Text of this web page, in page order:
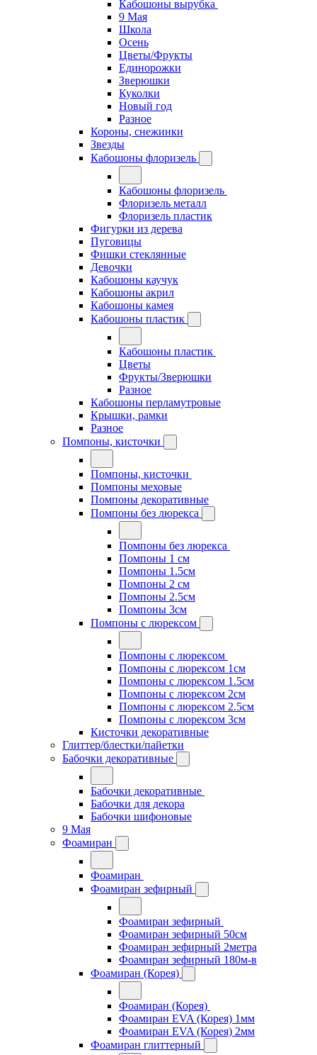
Кабошоны вырубка
9 Мая
Школа
Осень
Цветы/Фрукты
Единорожки
Зверюшки
Куколки
Новый год
Разное
Короны, снежинки
Звезды
Кабошоны флоризель
Кабошоны флоризель
Флоризель металл
Флоризель пластик
Фигурки из дерева
Пуговицы
Фишки стеклянные
Девочки
Кабошоны каучук
Кабошоны акрил
Кабошоны камея
Кабошоны пластик
Кабошоны пластик
Цветы
Фрукты/Зверюшки
Разное
Кабошоны перламутровые
Крышки, рамки
Разное
Помпоны, кисточки
Помпоны, кисточки
Помпоны меховые
Помпоны декоративные
Помпоны без люрекса
Помпоны без люрекса
Помпоны 1 см
Помпоны 1.5см
Помпоны 2 см
Помпоны 2.5см
Помпоны 3см
Помпоны с люрексом
Помпоны с люрексом
Помпоны с люрексом 1см
Помпоны с люрексом 1.5см
Помпоны с люрексом 2см
Помпоны с люрексом 2.5см
Помпоны с люрексом 3см
Кисточки декоративные
Глиттер/блестки/пайетки
Бабочки декоративные
Бабочки декоративные
Бабочки для декора
Бабочки шифоновые
9 Мая
Фоамиран
Фоамиран
Фоамиран зефирный
Фоамиран зефирный
Фоамиран зефирный 50см
Фоамиран зефирный 2метра
Фоамиран зефирный 180м-в
Фоамиран (Корея)
Фоамиран (Корея)
Фоамиран EVA (Корея) 1мм
Фоамиран EVA (Корея) 2мм
Фоамиран глиттерный